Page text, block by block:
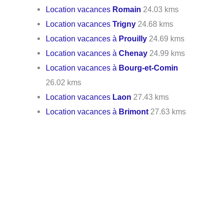
Location vacances Romain 24.03 kms
Location vacancesTrigny 24.68 kms
Location vacances à Prouilly 24.69 kms
Location vacances àChenay 24.99 kms
Location vacances à Bourg-et-Comin
26.02 kms
Location vacances Laon 27.43 kms
Location vacances à Brimont 27.63 kms